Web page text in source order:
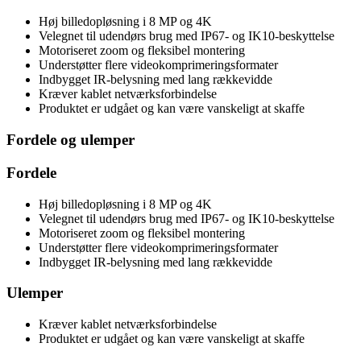
Høj billedopløsning i 8 MP og 4K
Velegnet til udendørs brug med IP67- og IK10-beskyttelse
Motoriseret zoom og fleksibel montering
Understøtter flere videokomprimeringsformater
Indbygget IR-belysning med lang rækkevidde
Kræver kablet netværksforbindelse
Produktet er udgået og kan være vanskeligt at skaffe
Fordele og ulemper
Fordele
Høj billedopløsning i 8 MP og 4K
Velegnet til udendørs brug med IP67- og IK10-beskyttelse
Motoriseret zoom og fleksibel montering
Understøtter flere videokomprimeringsformater
Indbygget IR-belysning med lang rækkevidde
Ulemper
Kræver kablet netværksforbindelse
Produktet er udgået og kan være vanskeligt at skaffe